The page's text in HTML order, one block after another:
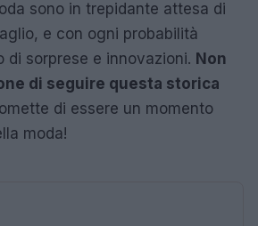
sono in trepidante attesa di
e con ogni probabilità
di sorprese e innovazioni. Non
di seguire questa storica
di essere un momento
moda!